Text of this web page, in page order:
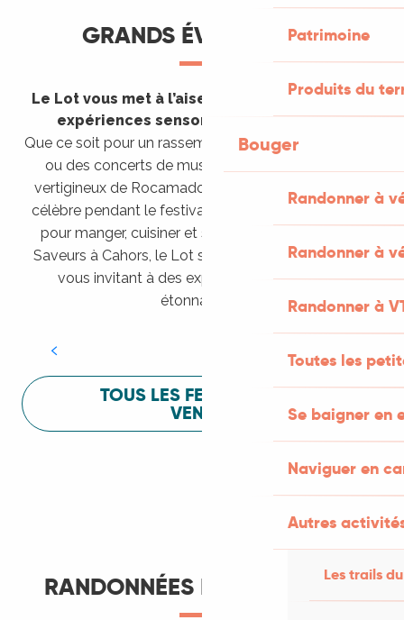
Patrimoine
Produits du
Bouger
Randonner à
Randonner à
Randonner à
Toutes les
Se baigner en
Naviguer en
Autres
Les trails
GRANDS ÉVÈNEMENTS
Le Lot vous met à l’aise en vous invitant à des
expériences sensorielles étonnantes !
Que ce soit pour un rassemblement de montgolfières
ou des concerts de musique sacrée dans le site
vertigineux de Rocamadour, pour écouter un opéra
célèbre pendant le festival de Saint-Céré ou encore
pour manger, cuisiner et s’amuser pendant Lot of
Saveurs à Cahors, le Lot sait vous mettre à l’aise en
vous invitant à des expériences sensorielles
étonnantes !
Festival Lot of Saveurs
TOUS LES FESTIVALS À
VENIR
RANDONNÉES ET ITINÉRANCE